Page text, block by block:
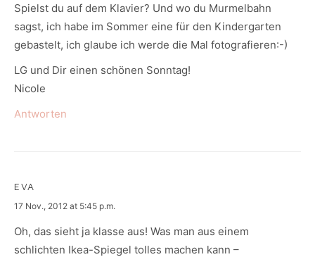
Spielst du auf dem Klavier? Und wo du Murmelbahn
sagst, ich habe im Sommer eine für den Kindergarten
gebastelt, ich glaube ich werde die Mal fotografieren:-)
LG und Dir einen schönen Sonntag!
Nicole
Antworten
EVA
says:
17 Nov., 2012 at 5:45 p.m.
Oh, das sieht ja klasse aus! Was man aus einem
schlichten Ikea-Spiegel tolles machen kann –